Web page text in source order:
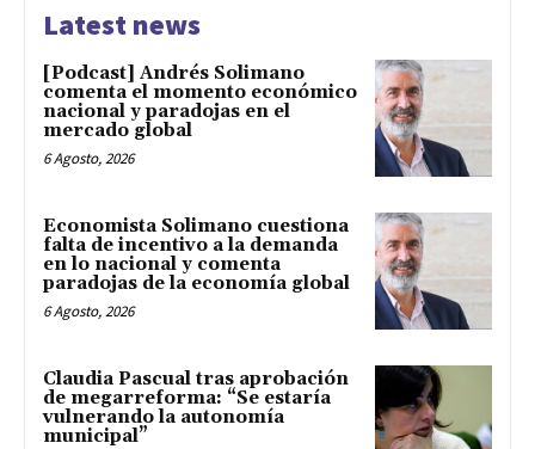
Latest news
[Podcast] Andrés Solimano
comenta el momento económico
nacional y paradojas en el
mercado global
6 Agosto, 2026
Economista Solimano cuestiona
falta de incentivo a la demanda
en lo nacional y comenta
paradojas de la economía global
6 Agosto, 2026
Claudia Pascual tras aprobación
de megarreforma: “Se estaría
vulnerando la autonomía
municipal”